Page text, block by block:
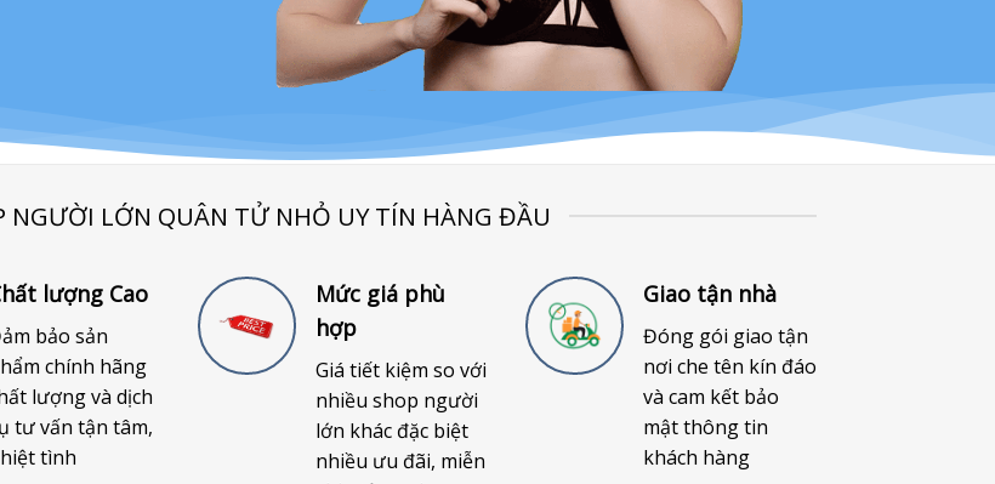
NGƯỜI LỚN QUÂN TỬ NHỎ UY TÍN HÀNG ĐẦU
lượng Cao
bảo sản
chính hãng
lượng và dịch
tư vấn tận tâm,
tình
Mức giá phù
hợp
Giá tiết kiệm so với
nhiều shop người
lớn khác đặc biệt
nhiều ưu đãi, miễn
Giao tận nhà
Đóng gói giao tận
nơi che tên kín đáo
và cam kết bảo
mật thông tin
khách hàng